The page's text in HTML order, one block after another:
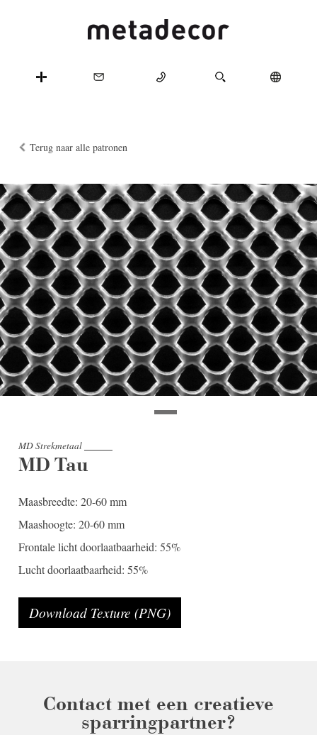
Terug naar alle patronen
MD Strekmetaal
MD Tau
Maasbreedte: 20-60 mm
Maashoogte: 20-60 mm
Frontale licht doorlaatbaarheid: 55%
Lucht doorlaatbaarheid: 55%
Download Texture (PNG)
Contact met een creatieve
sparringpartner?